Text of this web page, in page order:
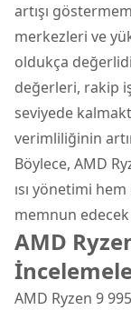
artışı
merkezleri ve
oldukça
değerleri, rakip
seviyede
verimliliğinin
Böylece, AMD
ısı yönetimi
memnun
AMD
AMD Ryzen 9